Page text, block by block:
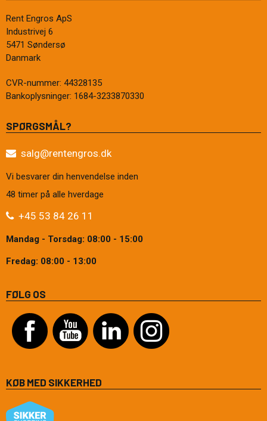
Rent Engros ApS
Industrivej 6
5471 Søndersø
Danmark
CVR-nummer: 44328135
Bankoplysninger: 1684-3233870330
SPØRGSMÅL?
salg@rentengros.dk
Vi besvarer din henvendelse inden
48 timer på alle hverdage
+45 53 84 26 11
Mandag - Torsdag: 08:00 - 15:00
Fredag: 08:00 - 13:00
FØLG OS
KØB MED SIKKERHED